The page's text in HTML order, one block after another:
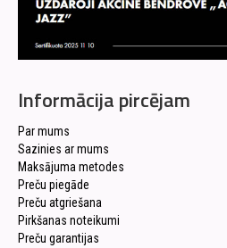
Informācija pircējam
Par mums
Sazinies ar mums
Maksājuma metodes
Preču piegāde
Preču atgriešana
Pirkšanas noteikumi
Preču garantijas